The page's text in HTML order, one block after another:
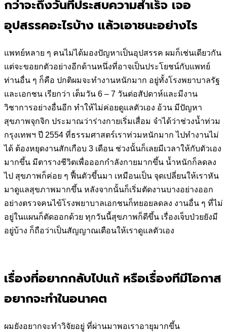
กว่าจะถึงวันที่ประสบความสำเร็จ เจอ
อุปสรรคอะไรบ้าง แล้วเอาชนะอย่างไร
แพทย์หลาย ๆ คนไม่ได้มองปัญหาเป็นอุปสรรค ผมก็เช่นเดียวกัน
แต่จะขอยกตัวอย่างอีกด้านหนึ่งที่อาจเป็นประโยชน์กับแพทย์
ท่านอื่น ๆ ก็คือ ปกติผมจะทำงานหนักมาก อยู่ทั้งโรงพยาบาลรัฐ
และเอกชน เรียกว่า เต็มวัน 6 – 7 วันต่อสัปดาห์และมีงาน
วิชาการอย่างอื่นอีก ทำให้ไม่ค่อยดูแลตัวเอง อ้วน มีปัญหา
สุขภาพจุกจิก ประมาณว่าร่างกายเริ่มเสื่อม จำได้ว่าช่วงน้ำท่วม
กรุงเทพฯ ปี 2554 ที่ธรรมศาสตร์เราท่วมหนักมาก ไปทำงานไม่
ได้ ต้องหยุดงานสักเกือบ 3 เดือน ช่วงนั้นก็เลยมีเวลาให้กับตัวเอง
มากขึ้น มีตารางชีวิตเพื่อออกกำลังกายมากขึ้น น้ำหนักก็ลดลง
ไป สุขภาพก็ค่อย ๆ ฟื้นตัวขึ้นมา เหมือนเป็น จุดเปลี่ยนให้เราหัน
มาดูแลสุขภาพมากขึ้น หลังจากนั้นก็เริ่มตัดงานบางอย่างออก
อย่างตรวจคนไข้โรงพยาบาลเอกชนก็ทยอยลดลง งานอื่น ๆ ที่ไม่
อยู่ในแผนก็ตัดออกด้วย ทุกวันนี้สุขภาพก็ดีขึ้น เรื่องเจ็บป่วยยังมี
อยู่บ้าง ก็ถือว่าเป็นสัญญาณเตือนให้เราดูแลตัวเอง
เรื่องที่อยากกลับไปแก้ หรือเรื่องทีมีโอกาส
อยากจะทำในอนาคต
ผมยังอยากจะทำวิจัยอยู่ ที่ผ่านมาพอเราอายุมากขึ้น